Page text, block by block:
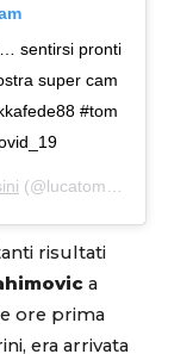
sentirsi pronti
super cam
#tom
(@lucatommassinidreamer) in data:
risultati
a
ore prima
era arrivata